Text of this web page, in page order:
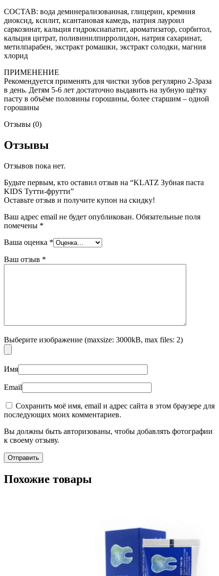
СОСТАВ: вода деминерализованная, глицерин, кремния
диоксид, ксилит, ксантановая камедь, натрия лауроил
саркозинат, кальция гидроксиапатит, ароматизатор, сорбитол,
кальция цитрат, поливинилпирролидон, натрия сахаринат,
метилпарабен, экстракт ромашки, экстракт солодки, магния
хлорид
ПРИМЕНЕНИЕ
Рекомендуется применять для чистки зубов регулярно 2-3раза
в день. Детям 5-6 лет достаточно выдавить на зубную щётку
пасту в объёме половины горошины, более старшим – одной
горошины
Отзывы (0)
Отзывы
Отзывов пока нет.
Будьте первым, кто оставил отзыв на “KLATZ Зубная паста
KIDS Тутти-фрутти”
Оставьте отзыв и получите купон на скидку!
Ваш адрес email не будет опубликован. Обязательные поля
помечены *
Ваша оценка *
Ваш отзыв *
Выберите изображение (maxsize: 3000kB, max files: 2)
Имя
Email
Сохранить моё имя, email и адрес сайта в этом браузере для
последующих моих комментариев.
Вы должны быть авторизованы, чтобы добавлять фотографии
к своему отзыву.
Похожие товары